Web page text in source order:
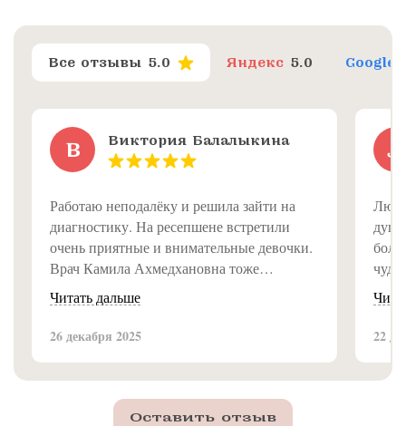
Все отзывы 5.0 Яндекс 5.0 Google
В Виктория Балалыкина
Работаю неподалёку и решила зайти на
диагностику. На ресепшене встретили
очень приятные и внимательные девочки.
Врач Камила Ахмедхановна тоже
замечательная, всё объяснила доступно и
подробно. Впечатление от клиники самое
приятное, рекомендую!
Читать дальше
26 декабря 2025
Л
22
Оставить отзыв